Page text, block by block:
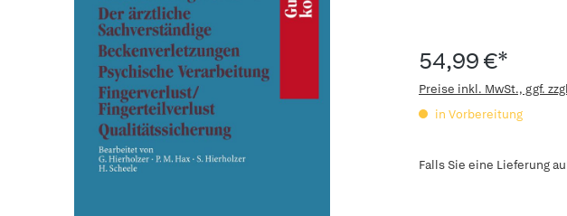
54,99 €*
Preise inkl. MwSt., ggf.
in Vorbereitung
Falls Sie eine Lieferung